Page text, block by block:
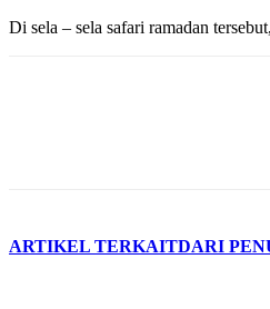
Di sela – sela safari ramadan
ARTIKEL TERKAITDARI